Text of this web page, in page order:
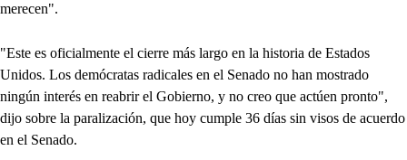
merecen".
"Este es oficialmente el cierre más largo en la historia de Estados
Unidos. Los demócratas radicales en el Senado no han mostrado
ningún interés en reabrir el Gobierno, y no creo que actúen pronto",
dijo sobre la paralización, que hoy cumple 36 días sin visos de acuerdo
en el Senado.